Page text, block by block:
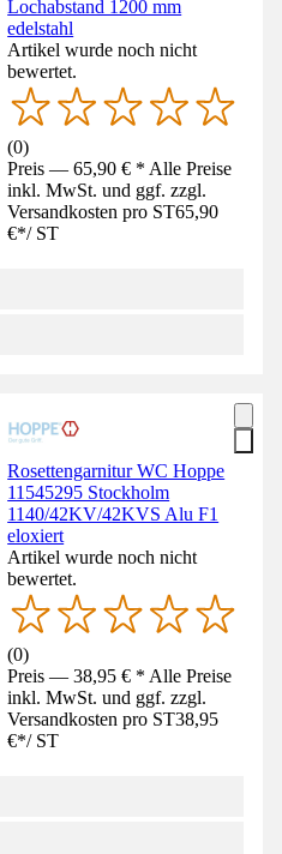
Lochabstand 1200 mm
edelstahl
Artikel wurde noch nicht
bewertet.
(0)
Preis — 65,90 € * Alle Preise
inkl. MwSt. und ggf. zzgl.
Versandkosten pro ST65,90
€*/ ST
Rosettengarnitur WC Hoppe
11545295 Stockholm
1140/42KV/42KVS Alu F1
eloxiert
Artikel wurde noch nicht
bewertet.
(0)
Preis — 38,95 € * Alle Preise
inkl. MwSt. und ggf. zzgl.
Versandkosten pro ST38,95
€*/ ST